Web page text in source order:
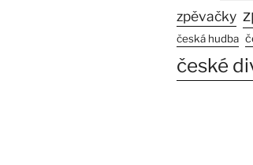
zpěvačky
česká hudba
české